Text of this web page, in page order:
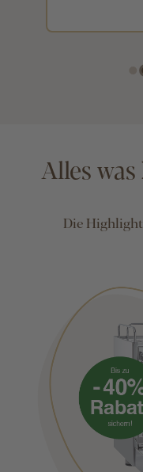
Alles was
Die